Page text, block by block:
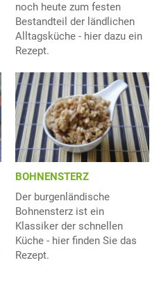
noch heute zum festen
Bestandteil der ländlichen
Alltagsküche - hier dazu ein
Rezept.
BOHNENSTERZ
Der burgenländische
Bohnensterz ist ein
Klassiker der schnellen
Küche - hier finden Sie das
Rezept.